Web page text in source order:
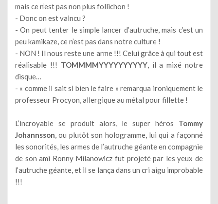
mais ce n’est pas non plus follichon !
- Donc on est vaincu ?
- On peut tenter le simple lancer d’autruche, mais c’est un
peu kamikaze, ce n’est pas dans notre culture !
- NON ! Il nous reste une arme !!! Celui grâce à qui tout est
réalisable !!! TOMMMMYYYYYYYYYY, il a mixé notre
disque…
- « comme il sait si bien le faire » remarqua ironiquement le
professeur Procyon, allergique au métal pour fillette !
L’incroyable se produit alors, le super héros Tommy
Johannsson, ou plutôt son hologramme, lui qui a façonné
les sonorités, les armes de l’autruche géante en compagnie
de son ami Ronny Milanowicz fut projeté par les yeux de
l’autruche géante, et il se lança dans un cri aigu improbable
!!!